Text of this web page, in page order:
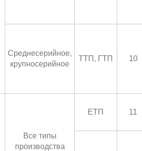
Среднесерийное,
крупносерийное
ТТП, ГТП 10
Все типы
производства
ЕТП 11